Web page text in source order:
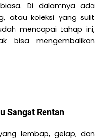
Di dalamnya ada
atau koleksi yang sulit
mencapai tahap ini,
bisa mengembalikan
Sangat Rentan
lembap, gelap, dan